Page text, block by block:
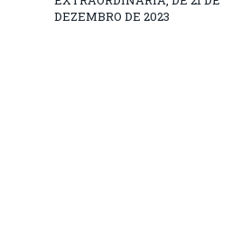
DEZEMBRO DE 2023